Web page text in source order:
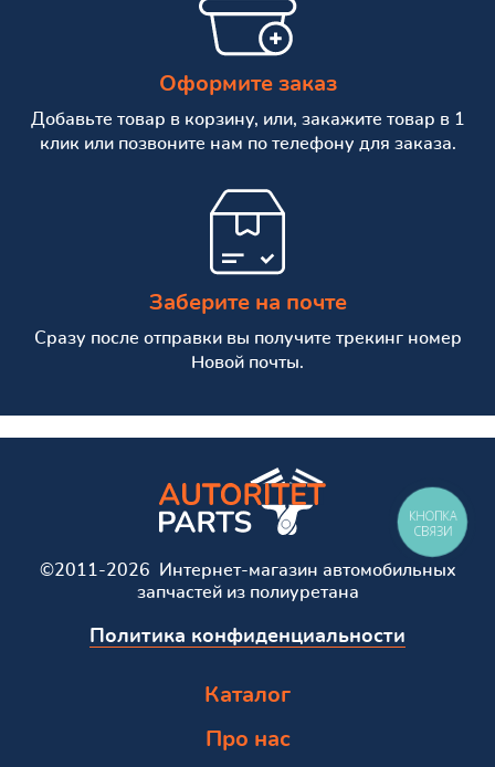
Оформите заказ
Добавьте товар в корзину, или, закажите товар в 1
клик или позвоните нам по телефону для заказа.
Заберите на почте
Сразу после отправки вы получите трекинг номер
Новой почты.
©2011-2026 Интернет-магазин автомобильных
запчастей из полиуретана
Политика конфиденциальности
Каталог
Про нас
КНОПКА
СВЯЗИ